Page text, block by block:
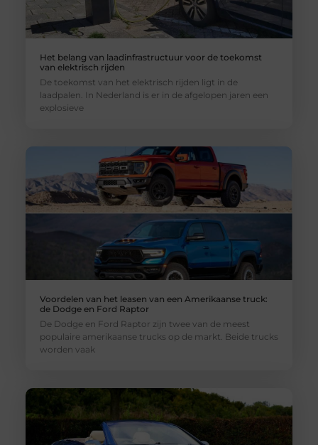
Het belang van laadinfrastructuur voor de toekomst
van elektrisch rijden
De toekomst van het elektrisch rijden ligt in de
laadpalen. In Nederland is er in de afgelopen jaren een
explosieve
Voordelen van het leasen van een Amerikaanse truck:
de Dodge en Ford Raptor
De Dodge en Ford Raptor zijn twee van de meest
populaire amerikaanse trucks op de markt. Beide trucks
worden vaak